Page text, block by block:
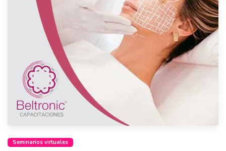
Seminarios virtuales